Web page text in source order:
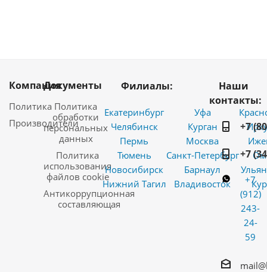
Компания
Политика
Производители
Документы
Политика
обработки
персональных
данных
Политика
использования
файлов cookie
Антикоррупционная
составляющая
Филиалы:
Екатеринбург
Челябинск
Пермь
Тюмень
Новосибирск
Нижний Тагил
Уфа
Курган
Москва
Санкт-Петербург
Барнаул
Владивосток
Наши
контакты:
+7
+7
+7
(912)
243-
24-
59